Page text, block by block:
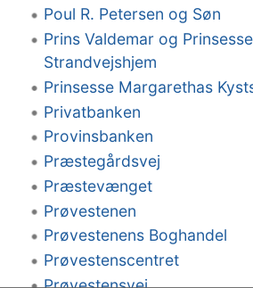
Poul R. Petersen og Søn
Prins Valdemar og
Strandvejshjem
Prinsesse Margarethas
Privatbanken
Provinsbanken
Præstegårdsvej
Præstevænget
Prøvestenen
Prøvestenens Boghandel
Prøvestenscentret